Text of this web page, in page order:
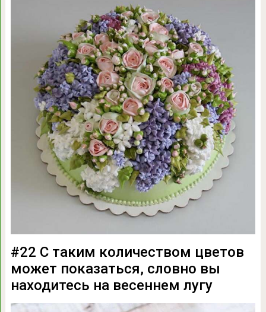
#22 С таким количеством цветов
может показаться, словно вы
находитесь на весеннем лугу